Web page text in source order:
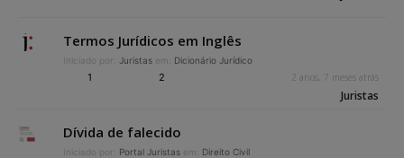
Termos Jurídicos em Inglês
Iniciado por: Juristas em: Dicionário Jurídico
1 2 2 anos, 7 meses atrás
Juristas
Dívida de falecido
Iniciado por: Portal Juristas em: Direito Civil